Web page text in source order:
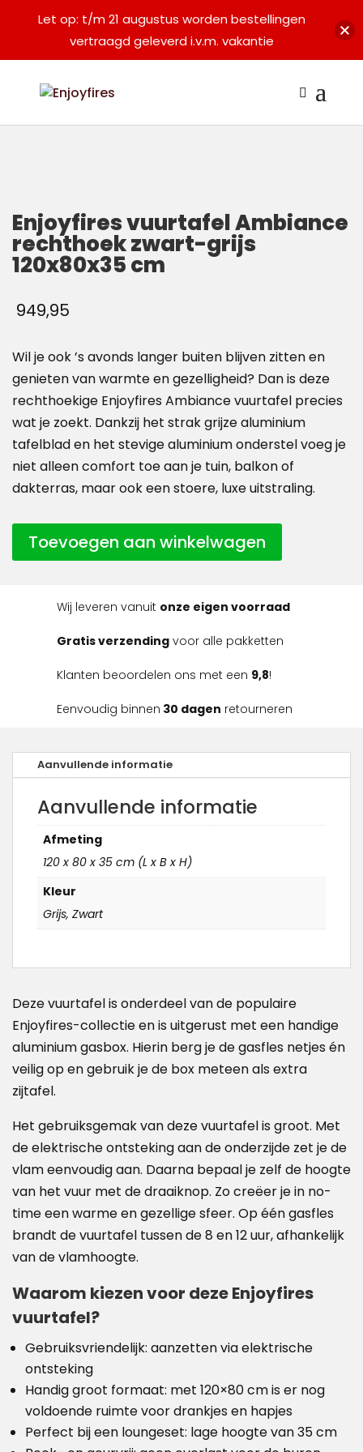
Enjoyfires vuurtafel Ambiance
rechthoek zwart-grijs
120x80x35 cm
949,95
Wil je ook ’s avonds langer buiten blijven zitten en
genieten van warmte en gezelligheid? Dan is deze
rechthoekige Enjoyfires Ambiance vuurtafel precies
wat je zoekt. Dankzij het strak grijze aluminium
tafelblad en het stevige aluminium onderstel voeg je
niet alleen comfort toe aan je tuin, balkon of
dakterras, maar ook een stoere, luxe uitstraling.
Toevoegen aan winkelwagen
Wij leveren vanuit onze eigen voorraad
Gratis verzending voor alle pakketten
Klanten beoordelen ons met een 9,8!
Eenvoudig binnen 30 dagen retourneren
Aanvullende informatie
Aanvullende informatie
Afmeting
120 x 80 x 35 cm (L x B x H)
Kleur
Grijs, Zwart
Deze vuurtafel is onderdeel van de populaire
Enjoyfires-collectie en is uitgerust met een handige
aluminium gasbox. Hierin berg je de gasfles netjes én
veilig op en gebruik je de box meteen als extra
zijtafel.
Het gebruiksgemak van deze vuurtafel is groot. Met
de elektrische ontsteking aan de onderzijde zet je de
vlam eenvoudig aan. Daarna bepaal je zelf de hoogte
van het vuur met de draaiknop. Zo creëer je in no-
time een warme en gezellige sfeer. Op één gasfles
brandt de vuurtafel tussen de 8 en 12 uur, afhankelijk
van de vlamhoogte.
Waarom kiezen voor deze Enjoyfires
vuurtafel?
Gebruiksvriendelijk: aanzetten via elektrische
ontsteking
Handig groot formaat: met 120×80 cm is er nog
voldoende ruimte voor drankjes en hapjes
Perfect bij een loungeset: lage hoogte van 35 cm
Let op: t/m 21 augustus worden bestellingen
vertraagd geleverd i.v.m. vakantie